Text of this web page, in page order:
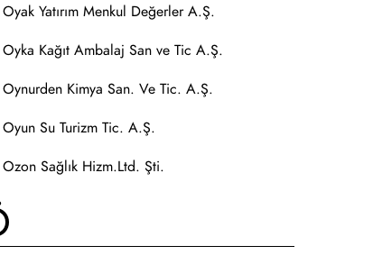
Oyak Yatırım Menkul Değerler A.Ş.
Oyka Kağıt Ambalaj San ve Tic A.Ş.
Oynurden Kimya San. Ve Tic. A.Ş.
Oyun Su Turizm Tic. A.Ş.
Ozon Sağlık Hizm.Ltd. Şti.